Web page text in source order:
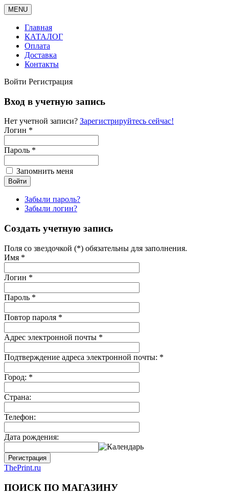
MENU
Главная
КАТАЛОГ
Оплата
Доставка
Контакты
Войти Регистрация
Вход в учетную запись
Нет учетной записи? Зарегистрируйтесь сейчас!
Логин *
Пароль *
Запомнить меня
Забыли пароль?
Забыли логин?
Создать учетную запись
Поля со звездочкой (*) обязательны для заполнения.
Имя *
Логин *
Пароль *
Повтор пароля *
Адрес электронной почты *
Подтверждение адреса электронной почты: *
Город: *
Страна:
Телефон:
Дата рождения:
Регистрация
ThePrint.ru
ПОИСК ПО МАГАЗИНУ